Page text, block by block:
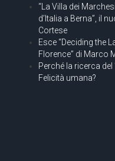
“La Villa dei
d’Italia a Berna”, il
Cortese
Esce “Deciding the
Florence” di Marco
Perché la ricerca del
Felicità umana?